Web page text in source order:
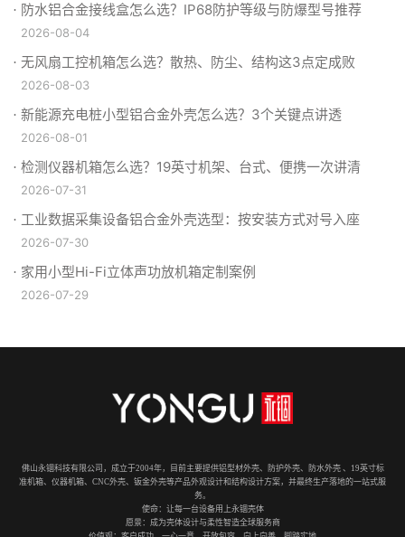
防水铝合金接线盒怎么选？IP68防护等级与防爆型号推荐
2026-08-04
无风扇工控机箱怎么选？散热、防尘、结构这3点定成败
2026-08-03
新能源充电桩小型铝合金外壳怎么选？3个关键点讲透
2026-08-01
检测仪器机箱怎么选？19英寸机架、台式、便携一次讲清
2026-07-31
工业数据采集设备铝合金外壳选型：按安装方式对号入座
2026-07-30
家用小型Hi-Fi立体声功放机箱定制案例
2026-07-29
佛山永锢科技有限公司，成立于2004年，目前主要提供铝型材外壳、防护外壳、防水外壳 、19英寸标
准机箱、仪器机箱、CNC外壳、钣金外壳等产品外观设计和结构设计方案，并最终生产落地的一站式服
务。
使命：让每一台设备用上永锢壳体
愿景：成为壳体设计与柔性智造全球服务商